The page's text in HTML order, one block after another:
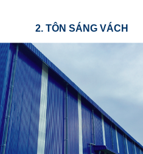
2. TÔN SÁNG VÁCH